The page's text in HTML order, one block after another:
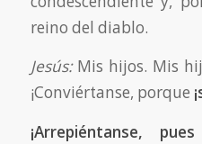
reino del diablo.
Jesús:Mis hijos. Mis
¡Conviértanse, porque
¡Arrepiéntanse,